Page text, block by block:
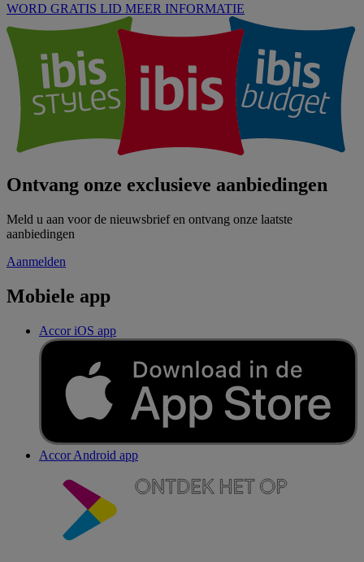
WORD GRATIS LID MEER INFORMATIE
Ontvang onze exclusieve aanbiedingen
Meld u aan voor de nieuwsbrief en ontvang onze laatste
aanbiedingen
Aanmelden
Mobiele app
Accor iOS app
Accor Android app